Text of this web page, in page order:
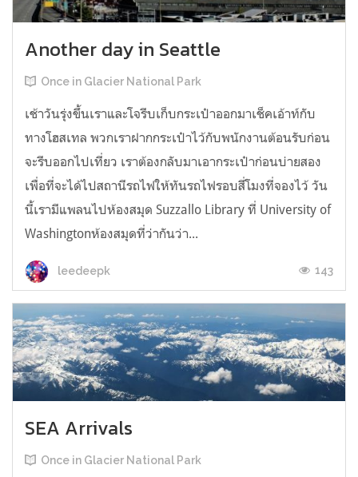
Another day in Seattle
Once in Glacier National Park
เช้าวันรุ่งขึ้นเราและโจรีบเก็บกระเป๋าออกมาเช็คเอ้าท์กับ
ทางโฮสเทล พวกเราฝากกระเป๋าไว้กับพนักงานต้อนรับก่อน
จะรีบออกไปเที่ยว เราต้องกลับมาเอากระเป๋าก่อนบ่ายสอง
เพื่อที่จะได้ไปสถานีรถไฟให้ทันรถไฟรอบสี่โมงที่จองไว้ วัน
นี้เรามีแพลนไปห้องสมุด Suzzallo Library ที่ University of
Washingtonห้องสมุดที่ว่ากันว่า...
leedeepk 143
SEA Arrivals
Once in Glacier National Park